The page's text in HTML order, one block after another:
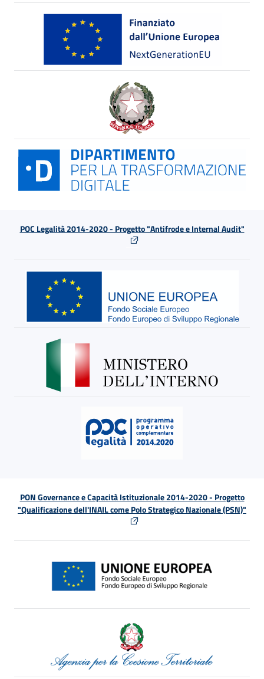
POC Legalità 2014-2020 - Progetto "Antifrode e Internal Audit"
PON Governance e Capacità Istituzionale 2014-2020 - Progetto
"Qualificazione dell'INAIL come Polo Strategico Nazionale (PSN)"